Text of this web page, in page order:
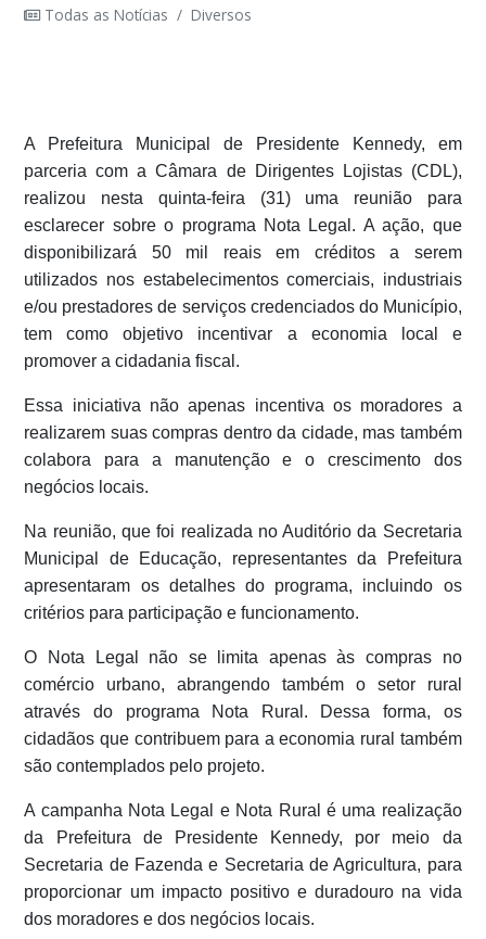
Todas as Notícias / Diversos
A Prefeitura Municipal de Presidente Kennedy, em
parceria com a Câmara de Dirigentes Lojistas (CDL),
realizou nesta quinta-feira (31) uma reunião para
esclarecer sobre o programa Nota Legal. A ação, que
disponibilizará 50 mil reais em créditos a serem
utilizados nos estabelecimentos comerciais, industriais
e/ou prestadores de serviços credenciados do Município,
tem como objetivo incentivar a economia local e
promover a cidadania fiscal.
Essa iniciativa não apenas incentiva os moradores a
realizarem suas compras dentro da cidade, mas também
colabora para a manutenção e o crescimento dos
negócios locais.
Na reunião, que foi realizada no Auditório da Secretaria
Municipal de Educação, representantes da Prefeitura
apresentaram os detalhes do programa, incluindo os
critérios para participação e funcionamento.
O Nota Legal não se limita apenas às compras no
comércio urbano, abrangendo também o setor rural
através do programa Nota Rural. Dessa forma, os
cidadãos que contribuem para a economia rural também
são contemplados pelo projeto.
A campanha Nota Legal e Nota Rural é uma realização
da Prefeitura de Presidente Kennedy, por meio da
Secretaria de Fazenda e Secretaria de Agricultura, para
proporcionar um impacto positivo e duradouro na vida
dos moradores e dos negócios locais.